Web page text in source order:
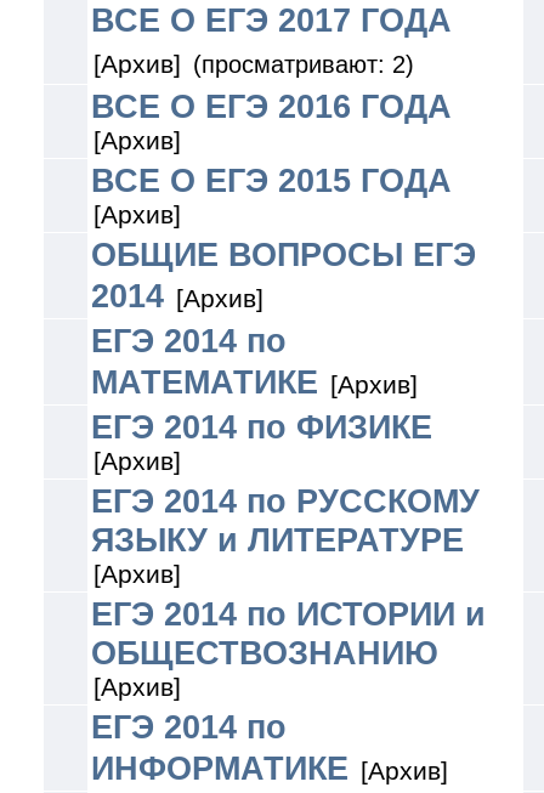
ВСЕ О ЕГЭ 2017 ГОДА
[Архив] (просматривают: 2)
ВСЕ О ЕГЭ 2016 ГОДА
[Архив]
ВСЕ О ЕГЭ 2015 ГОДА
[Архив]
ОБЩИЕ ВОПРОСЫ ЕГЭ
2014 [Архив]
ЕГЭ 2014 по
МАТЕМАТИКЕ [Архив]
ЕГЭ 2014 по ФИЗИКЕ
[Архив]
ЕГЭ 2014 по РУССКОМУ
ЯЗЫКУ и ЛИТЕРАТУРЕ
[Архив]
ЕГЭ 2014 по ИСТОРИИ и
ОБЩЕСТВОЗНАНИЮ
[Архив]
ЕГЭ 2014 по
ИНФОРМАТИКЕ [Архив]